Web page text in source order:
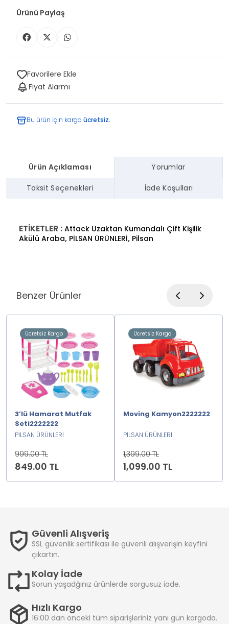
Ürünü Paylaş
Favorilere Ekle
Fiyat Alarmı
Bu ürün için kargo ücretsiz.
Ürün Açıklaması Yorumlar
Taksit Seçenekleri İade Koşulları
ETİKETLER : Attack Uzaktan Kumandalı Çift Kişilik
Akülü Araba, PİLSAN ÜRÜNLERİ, Pilsan
Benzer Ürünler
Ücretsiz Kargo
3’lü Hamarat Mutfak
Seti2222222
PİLSAN ÜRÜNLERİ
999.00 TL
849.00 TL
Ücretsiz Kargo
Moving Kamyon2222222
PİLSAN ÜRÜNLERİ
1,399.00 TL
1,099.00 TL
Güvenli Alışveriş
SSL güvenlik sertifikası ile güvenli alışverişin keyfini
çıkartın.
Kolay İade
Sorun yaşadğınız ürünlerde sorgusuz iade.
Hızlı Kargo
16:00 dan önceki tüm siparişleriniz yanı gün kargoda.